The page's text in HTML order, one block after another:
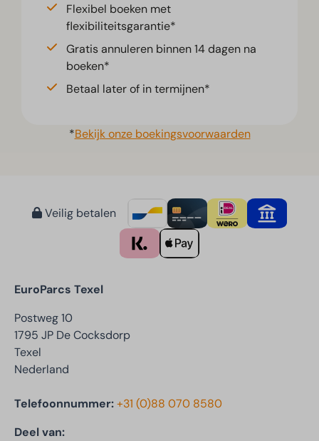
Flexibel boeken met
flexibiliteitsgarantie*
Gratis annuleren binnen 14 dagen na
boeken*
Betaal later of in termijnen*
*Bekijk onze boekingsvoorwaarden
Veilig betalen
EuroParcs Texel
Postweg 10
1795 JP De Cocksdorp
Texel
Nederland
Telefoonnummer:+31 (0)88 070 8580
Deel van: